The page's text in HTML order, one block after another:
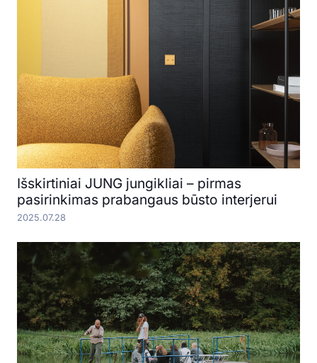
Išskirtiniai JUNG jungikliai – pirmas
pasirinkimas prabangaus būsto interjerui
2025.07.28